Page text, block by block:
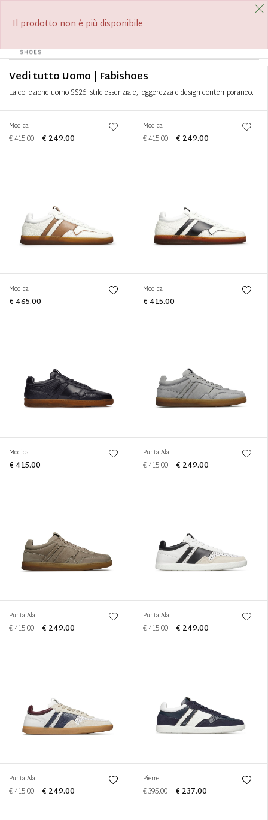
Vedi tutto Uomo | Fabishoes
La collezione uomo SS26: stile essenziale, leggerezza e design contemporaneo.
Modica
€ 415.00 € 249.00
Modica
€ 415.00 € 249.00
Modica
€ 465.00
Modica
€ 415.00
Modica
€ 415.00
Punta Ala
€ 415.00 € 249.00
Punta Ala
€ 415.00 € 249.00
Punta Ala
€ 415.00 € 249.00
Punta Ala
€ 415.00 € 249.00
Pierre
€ 395.00 € 237.00
Il prodotto non è più disponibile